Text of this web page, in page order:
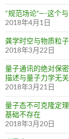
“规范场论”—-这个
2018年4月1日
龚学时空与物质粒
2018年3月22日
量子通讯的绝对保
描述与量子力学无关
2018年3月21日
量子态不可克隆定
基础不存在
2018年3月20日